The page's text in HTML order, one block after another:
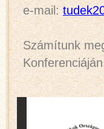
e-mail:
Számítunk